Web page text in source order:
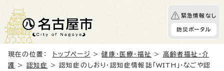
緊急情報なし
防災ポータル
現在の位置： トップページ >健康・医療・福祉 > 高齢者福祉・介
護
> 認知症
> 認知症のしおり・認知症情報誌「WITH」・なごや認